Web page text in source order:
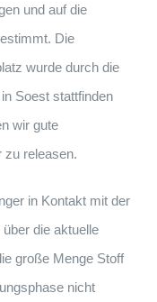
und auf die
Die
wurde durch die
Soest stattfinden
wir gute
zu releasen.
in Kontakt mit der
die aktuelle
große Menge Stoff
nicht